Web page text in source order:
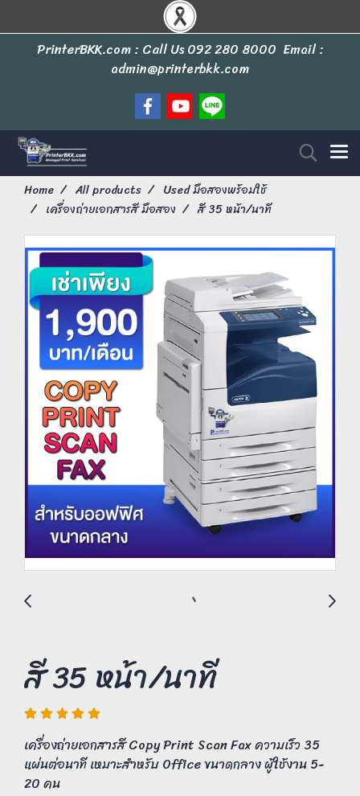
PrinterBKK.com : Call Us092 280 8000 Email :
admin@printerbkk.com
Home All products
Used มือสองพร้อมใช้
เครื่องถ่ายเอกสารสี มือสอง
สี 35 หน้า/นาที
สี 35 หน้า/นาที
เครื่องถ่ายเอกสารสี Copy Print Scan Fax ความเร็ว 35
แผ่นต่อนาที เหมาะสำหรับ Office ขนาดกลาง ผู้ใช้งาน 5-
20 คน